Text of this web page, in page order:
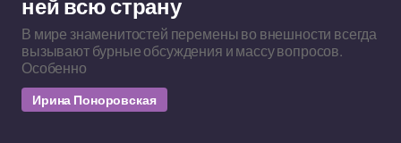
ней всю страну
В мире знаменитостей перемены во внешности всегда
вызывают бурные обсуждения и массу вопросов.
Особенно
Ирина Поноровская